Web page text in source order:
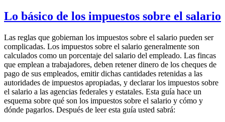
Lo básico de los impuestos sobre el salario
Las reglas que gobiernan los impuestos sobre el salario pueden ser
complicadas. Los impuestos sobre el salario generalmente son
calculados como un porcentaje del salario del empleado. Las fincas
que emplean a trabajadores, deben retener dinero de los cheques de
pago de sus empleados, emitir dichas cantidades retenidas a las
autoridades de impuestos apropiadas, y declarar los impuestos sobre
el salario a las agencias federales y estatales. Esta guía hace un
esquema sobre qué son los impuestos sobre el salario y cómo y
dónde pagarlos. Después de leer esta guía usted sabrá: